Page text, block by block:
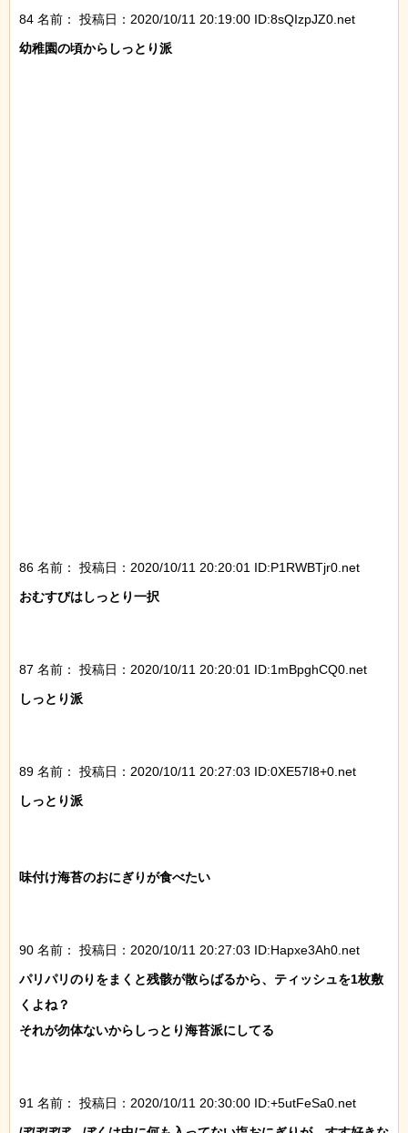
84 名前：
投稿日：2020/10/11 20:19:00 ID:8sQIzpJZ0.net
幼稚園の頃からしっとり派
86 名前：
投稿日：2020/10/11 20:20:01 ID:P1RWBTjr0.net
おむすびはしっとり一択
87 名前：
投稿日：2020/10/11 20:20:01 ID:1mBpghCQ0.net
しっとり派
89 名前：
投稿日：2020/10/11 20:27:03 ID:0XE57I8+0.net
しっとり派
味付け海苔のおにぎりが食べたい
90 名前：
投稿日：2020/10/11 20:27:03 ID:Hapxe3Ah0.net
パリパリのりをまくと残骸が散らばるから、ティッシュを1枚敷
くよね？
それが勿体ないからしっとり海苔派にしてる
91 名前：
投稿日：2020/10/11 20:30:00 ID:+5utFeSa0.net